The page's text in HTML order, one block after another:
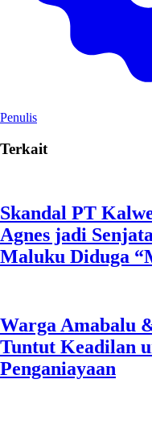
Penulis
Terkait
Skandal PT
Agnes jadi
Maluku Diduga
Warga Amabalu
Tuntut Keadilan
Penganiayaan